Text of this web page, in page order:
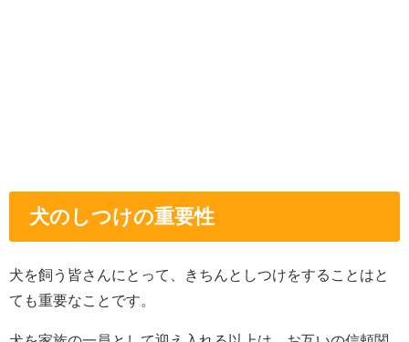
犬のしつけの重要性
犬を飼う皆さんにとって、きちんとしつけをすることはと
ても重要なことです。